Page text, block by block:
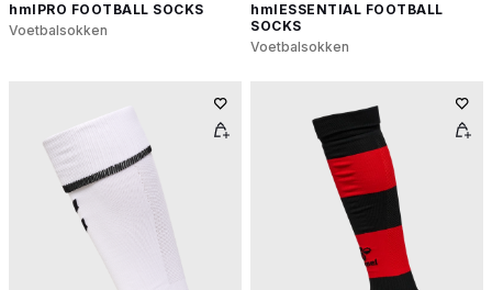
hmlPRO FOOTBALL SOCKS
Voetbalsokken
hmlESSENTIAL FOOTBALL
SOCKS
Voetbalsokken